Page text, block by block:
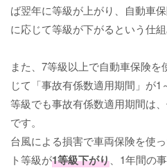
ば翌年に等級が上がり、自動車
に応じて等級が下がるという仕組
また、7等級以上で自動車保険
じて「事故有係数適用期間」が
等級でも事故有係数適用期間は
です。
台風による損害で車両保険を使
ト等級が1等級下がり 、1年間の